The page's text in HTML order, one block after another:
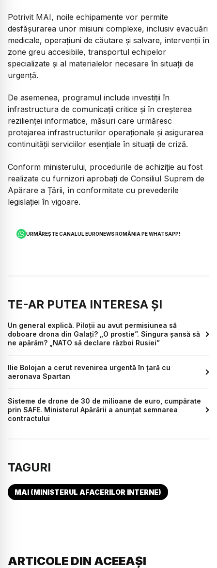
Potrivit MAI, noile echipamente vor permite
desfășurarea unor misiuni complexe, inclusiv evacuări
medicale, operațiuni de căutare și salvare, intervenții în
zone greu accesibile, transportul echipelor
specializate și al materialelor necesare în situații de
urgență.
De asemenea, programul include investiții în
infrastructura de comunicații critice și în creșterea
rezilienței informatice, măsuri care urmăresc
protejarea infrastructurilor operaționale și asigurarea
continuității serviciilor esențiale în situații de criză.
Conform ministerului, procedurile de achiziție au fost
realizate cu furnizori aprobați de Consiliul Suprem de
Apărare a Țării, în conformitate cu prevederile
legislației în vigoare.
URMĂREȘTE CANALUL EURONEWS ROMÂNIA PE WHATSAPP!
TE-AR PUTEA INTERESA ȘI
Un general explică. Piloții au avut permisiunea să
doboare drona din Galați? „O prostie”. Singura șansă să
ne apărăm? „NATO să declare război Rusiei”
Ilie Bolojan a cerut revenirea urgentă în țară cu
aeronava Spartan
Sisteme de drone de 30 de milioane de euro, cumpărate
prin SAFE. Ministerul Apărării a anunțat semnarea
contractului
TAGURI
MAI (MINISTERUL AFACERILOR INTERNE)
ARTICOLE DIN ACEEAȘI